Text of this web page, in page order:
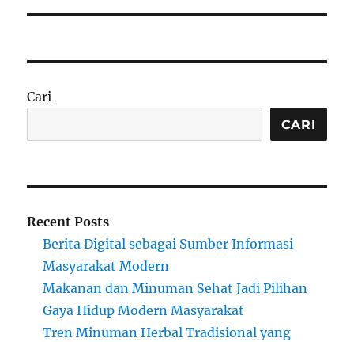
Cari
CARI
Recent Posts
Berita Digital sebagai Sumber Informasi
Masyarakat Modern
Makanan dan Minuman Sehat Jadi Pilihan
Gaya Hidup Modern Masyarakat
Tren Minuman Herbal Tradisional yang